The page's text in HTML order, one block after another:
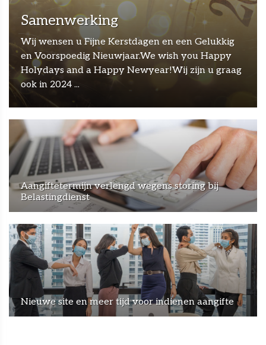
Samenwerking
Wij wensen u Fijne Kerstdagen en een Gelukkig
en Voorspoedig Nieuwjaar.We wish you Happy
Holydays and a Happy Newyear!Wij zijn u graag
ook in 2024 ...
Aangiftetermijn verlengd wegens storing bij
Belastingdienst
Nieuwe site en meer tijd voor indienen aangifte